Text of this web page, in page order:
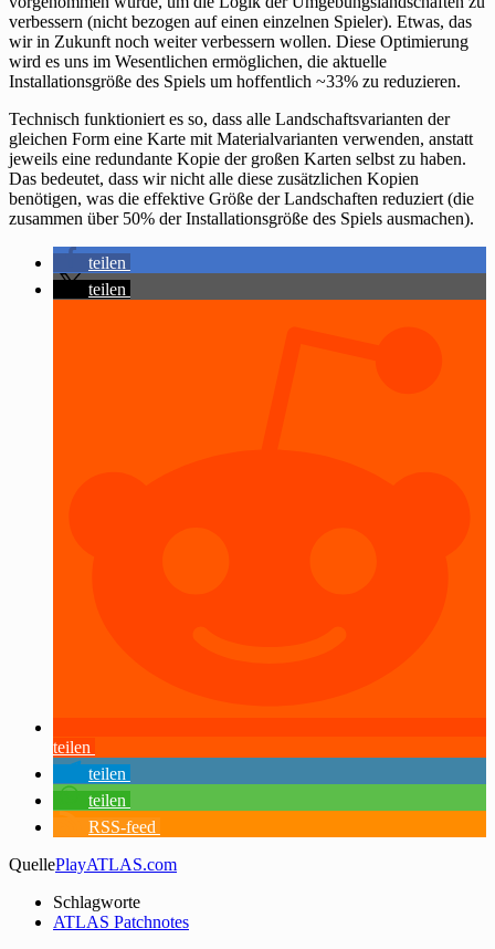
verbessern (nicht bezogen auf einen einzelnen Spieler). Etwas, das
wir in Zukunft noch weiter verbessern wollen. Diese Optimierung
wird es uns im Wesentlichen ermöglichen, die aktuelle
Installationsgröße des Spiels um hoffentlich ~33% zu reduzieren.
Technisch funktioniert es so, dass alle Landschaftsvarianten der
gleichen Form eine Karte mit Materialvarianten verwenden, anstatt
jeweils eine redundante Kopie der großen Karten selbst zu haben.
Das bedeutet, dass wir nicht alle diese zusätzlichen Kopien
benötigen, was die effektive Größe der Landschaften reduziert (die
zusammen über 50% der Installationsgröße des Spiels ausmachen).
teilen
teilen
teilen
teilen
teilen
RSS-feed
QuellePlayATLAS.com
Schlagworte
ATLAS Patchnotes